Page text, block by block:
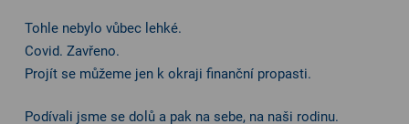
Tohle nebylo vůbec lehké.
Covid. Zavřeno.
Projít se můžeme jen k okraji finanční propasti.
Podívali jsme se dolů a pak na sebe, na naši rodinu.